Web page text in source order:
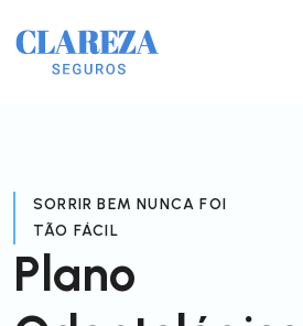
SORRIR BEM NUNCA FOI
TÃO FÁCIL
Plano